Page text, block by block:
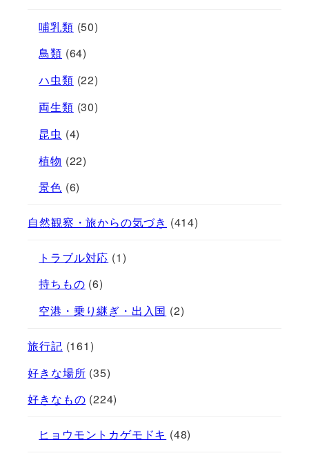
哺乳類 (50)
鳥類 (64)
ハ虫類 (22)
両生類 (30)
昆虫 (4)
植物 (22)
景色 (6)
自然観察・旅からの気づき (414)
トラブル対応 (1)
持ちもの (6)
空港・乗り継ぎ・出入国 (2)
旅行記 (161)
好きな場所 (35)
好きなもの (224)
ヒョウモントカゲモドキ (48)